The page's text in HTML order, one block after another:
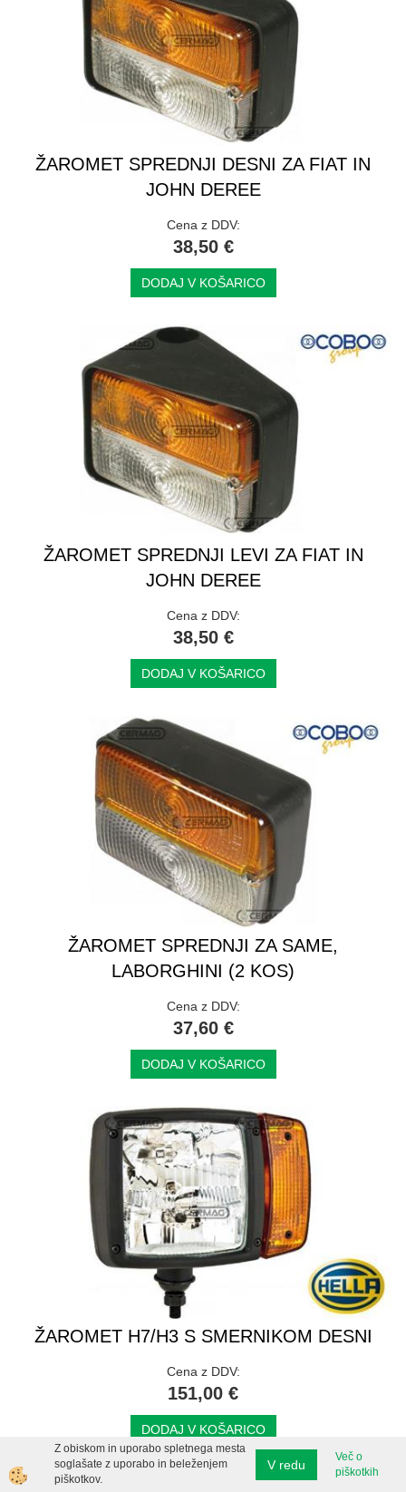
ŽAROMET SPREDNJI DESNI ZA FIAT IN
JOHN DEREE
Cena z DDV:
38,50 €
DODAJ V KOŠARICO
ŽAROMET SPREDNJI LEVI ZA FIAT IN
JOHN DEREE
Cena z DDV:
38,50 €
DODAJ V KOŠARICO
ŽAROMET SPREDNJI ZA SAME,
LABORGHINI (2 KOS)
Cena z DDV:
37,60 €
DODAJ V KOŠARICO
ŽAROMET H7/H3 S SMERNIKOM DESNI
Cena z DDV:
151,00 €
DODAJ V KOŠARICO
Z obiskom in uporabo spletnega mesta
soglašate z uporabo in beleženjem
piškotkov.
V redu
Več o
piškotkih